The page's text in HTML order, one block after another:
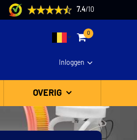
7.4/ 10
0
Inloggen
OVERIG